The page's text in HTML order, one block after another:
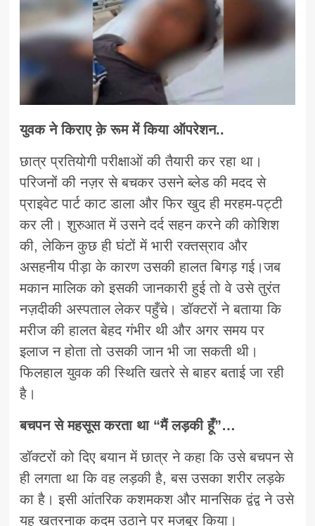
युवक ने किराए क़े रूम में किया ऑपरेशन..
छात्र प्रतियोगी परीक्षाओं की तैयारी कर रहा था।
परिजनों की नज़र से बचकर उसने ब्लेड की मदद से
प्राइवेट पार्ट काट डाला और फिर खुद ही मरहम-पट्टी
कर ली। शुरुआत में उसने दर्द सहन करने की कोशिश
की, लेकिन कुछ ही घंटों में भारी रक्तस्राव और
असहनीय पीड़ा के कारण उसकी हालत बिगड़ गई।जब
मकान मालिक को इसकी जानकारी हुई तो वे उसे तुरंत
नज़दीकी अस्पताल लेकर पहुँचे। डॉक्टरों ने बताया कि
मरीज की हालत बेहद गंभीर थी और अगर समय पर
इलाज न होता तो उसकी जान भी जा सकती थी।
फिलहाल युवक की स्थिति खतरे से बाहर बताई जा रही
है।
बचपन से महसूस करता था “मैं लड़की हूँ”…
डॉक्टरों को दिए बयान में छात्र ने कहा कि उसे बचपन से
ही लगता था कि वह लड़की है, बस उसका शरीर लड़के
का है। इसी आंतरिक कशमकश और मानसिक द्वंद्व ने उसे
यह खतरनाक कदम उठाने पर मजबूर किया।